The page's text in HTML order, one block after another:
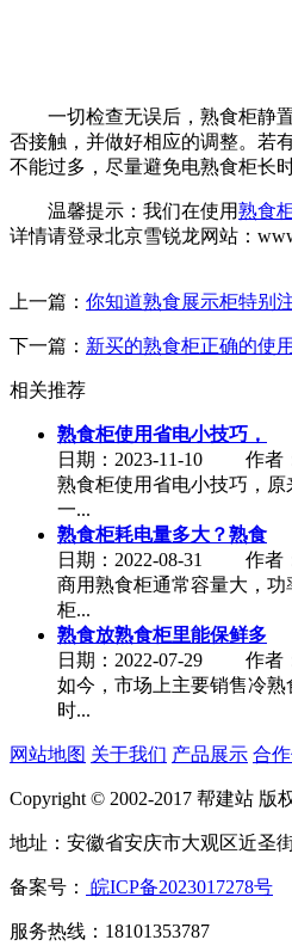
一切检查无误后，熟食柜静置
否接触，并做好相应的调整。若
不能过多，尽量避免电熟食柜长
温馨提示：我们在使用熟食
详情请登录北京雪锐龙网站：
上一篇： 你知道熟食展示柜特别
下一篇： 新买的熟食柜正确的使
相关推荐
熟食柜使用省电小技巧，
日期：2023-11-10 作
熟食柜使用省电小技巧，
一...
熟食柜耗电量多大？熟食
日期：2022-08-31 作
商用熟食柜通常容量大，
柜...
熟食放熟食柜里能保鲜多
日期：2022-07-29 作
如今，市场上主要销售冷
时...
网站地图 关于我们 产品展示 合
Copyright © 2002-2017 帮建站 版
地址：安徽省安庆市大观区近圣
备案号： 皖ICP备2023017278号
服务热线：18101353787